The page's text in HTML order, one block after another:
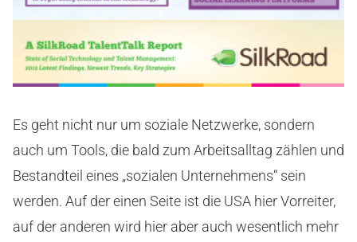
Es geht nicht nur um soziale Netzwerke, sondern
auch um Tools, die bald zum Arbeitsalltag zählen und
Bestandteil eines „sozialen Unternehmens“ sein
werden. Auf der einen Seite ist die USA hier Vorreiter,
auf der anderen wird hier aber auch wesentlich mehr